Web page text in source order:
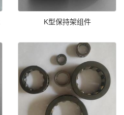
K型保持架组件